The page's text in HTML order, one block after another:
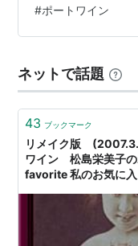
#ポートワイン
ネットで話題
43 ブックマーク
リメイク版
ワイン 松島栄美子
favorite 私のお気に入